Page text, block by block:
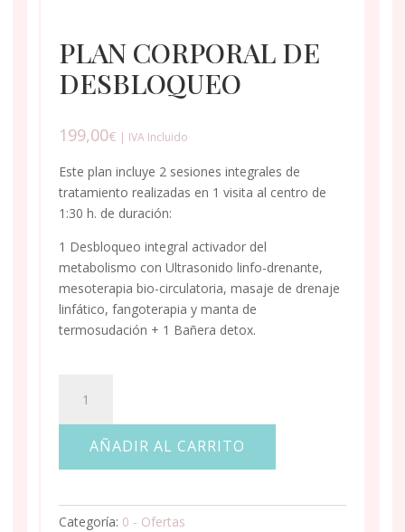
PLAN CORPORAL DE
DESBLOQUEO
199,00€ | IVA Incluido
Este plan incluye 2 sesiones integrales de
tratamiento realizadas en 1 visita al centro de
1:30 h. de duración:
1 Desbloqueo integral activador del
metabolismo con Ultrasonido linfo-drenante,
mesoterapia bio-circulatoria, masaje de drenaje
linfático, fangoterapia y manta de
termosudación + 1 Bañera detox.
CORPORAL
DE
DESBLOQUEO
cantidad
AÑADIR AL CARRITO
Categoría: 0 - Ofertas